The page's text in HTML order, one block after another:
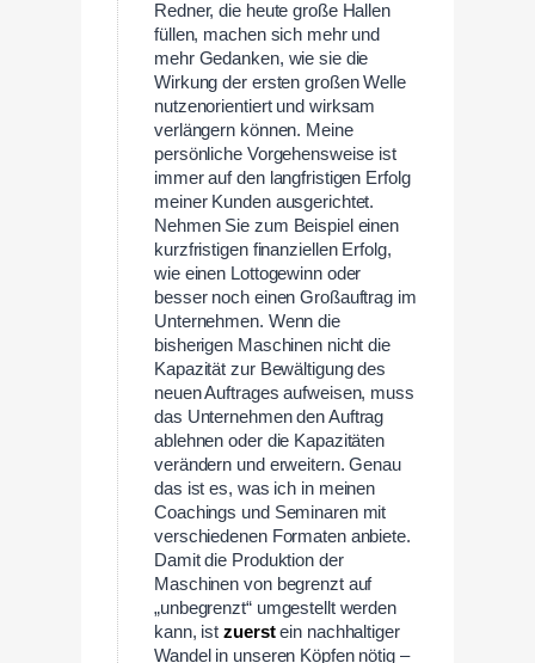
Redner, die heute große Hallen
füllen, machen sich mehr und
mehr Gedanken, wie sie die
Wirkung der ersten großen Welle
nutzenorientiert und wirksam
verlängern können. Meine
persönliche Vorgehensweise ist
immer auf den langfristigen Erfolg
meiner Kunden ausgerichtet.
Nehmen Sie zum Beispiel einen
kurzfristigen finanziellen Erfolg,
wie einen Lottogewinn oder
besser noch einen Großauftrag im
Unternehmen. Wenn die
bisherigen Maschinen nicht die
Kapazität zur Bewältigung des
neuen Auftrages aufweisen, muss
das Unternehmen den Auftrag
ablehnen oder die Kapazitäten
verändern und erweitern. Genau
das ist es, was ich in meinen
Coachings und Seminaren mit
verschiedenen Formaten anbiete.
Damit die Produktion der
Maschinen von begrenzt auf
„unbegrenzt“ umgestellt werden
kann, istzuerstein nachhaltiger
Wandel in unseren Köpfen nötig –